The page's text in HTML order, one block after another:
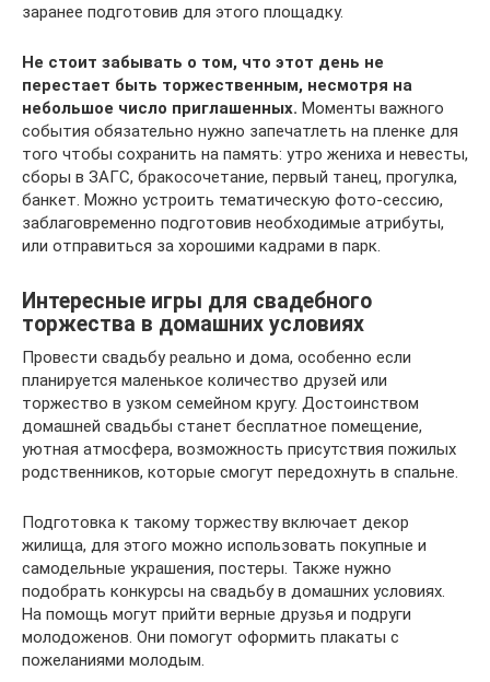
заранее подготовив для этого площадку.
Не стоит забывать о том, что этот день не
перестает быть торжественным, несмотря на
небольшое число приглашенных. Моменты важного
события обязательно нужно запечатлеть на пленке для
того чтобы сохранить на память: утро жениха и невесты,
сборы в ЗАГС, бракосочетание, первый танец, прогулка,
банкет. Можно устроить тематическую фото-сессию,
заблаговременно подготовив необходимые атрибуты,
или отправиться за хорошими кадрами в парк.
Интересные игры для свадебного
торжества в домашних условиях
Провести свадьбу реально и дома, особенно если
планируется маленькое количество друзей или
торжество в узком семейном кругу. Достоинством
домашней свадьбы станет бесплатное помещение,
уютная атмосфера, возможность присутствия пожилых
родственников, которые смогут передохнуть в спальне.
Подготовка к такому торжеству включает декор
жилища, для этого можно использовать покупные и
самодельные украшения, постеры. Также нужно
подобрать конкурсы на свадьбу в домашних условиях.
На помощь могут прийти верные друзья и подруги
молодоженов. Они помогут оформить плакаты с
пожеланиями молодым.